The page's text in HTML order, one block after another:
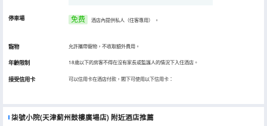
停車場 免费 酒店內提供私人（住客專用） 。
寵物 允許攜帶寵物，不收取額外費用。
年齡限制 18歲以下的房客不得在沒有家長或監護人的情況下入住酒店。
接受信用卡 可以信用卡在酒店付款，閣下可使用以下信用卡：
柒號小院(天津薊州鼓樓廣場店) 附近酒店推薦